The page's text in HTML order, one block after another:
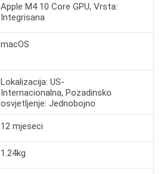
Apple M4 10 Core GPU, Vrsta:
Integrisana
macOS
Lokalizacija: US-
Internacionalna, Pozadinsko
osvjetljenje: Jednobojno
12 mjeseci
1.24kg